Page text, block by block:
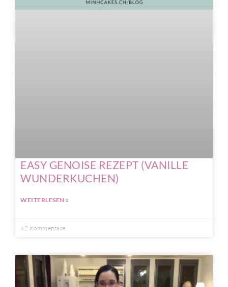
EASY GENOISE REZEPT (VANILLE
WUNDERKUCHEN)
WEITERLESEN »
42 Kommentare